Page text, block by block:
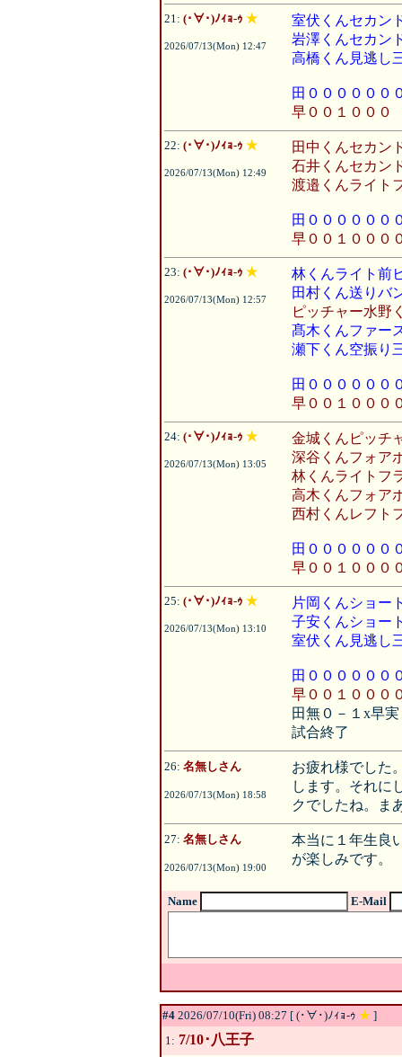
21: (･∀･)ﾉｨｮ-ｩ ★
2026/07/13(Mon) 12:47
室伏くんセカン
岩澤くんセカン
高橋くん見逃し
田００００００
早００１０００
22: (･∀･)ﾉｨｮ-ｩ ★
2026/07/13(Mon) 12:49
田中くんセカン
石井くんセカン
渡邉くんライト
田００００００
早００１０００
23: (･∀･)ﾉｨｮ-ｩ ★
2026/07/13(Mon) 12:57
林くんライト前
田村くん送りバ
ピッチャー水野
髙木くんファー
瀬下くん空振り
田００００００
早００１０００
24: (･∀･)ﾉｨｮ-ｩ ★
2026/07/13(Mon) 13:05
金城くんピッチ
深谷くんフォア
林くんライトフ
高木くんフォア
西村くんレフト
田００００００
早００１０００
25: (･∀･)ﾉｨｮ-ｩ ★
2026/07/13(Mon) 13:10
片岡くんショー
子安くんショー
室伏くん見逃し
田００００００
早００１０００
田無０－１x早実
試合終了
26: 名無しさん
2026/07/13(Mon) 18:58
お疲れ様でした
します。それに
クでしたね。ま
27: 名無しさん
2026/07/13(Mon) 19:00
本当に１年生良
が楽しみです。
Name E-Mail
#4 2026/07/10(Fri) 08:27 [ (･∀･)ﾉｨｮ-ｩ ★ ]
1: 7/10･八王子